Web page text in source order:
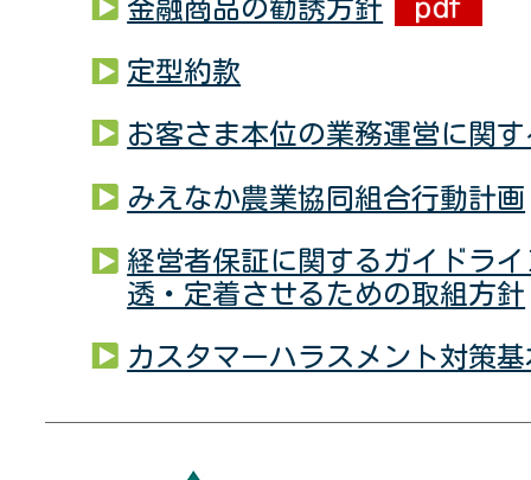
金融商品の勧誘方針
定型約款
お客さま本位の業務運営に関
みえなか農業協同組合行動計画
経営者保証に関するガイドラ
透・定着させるための取組方針
カスタマーハラスメント対策